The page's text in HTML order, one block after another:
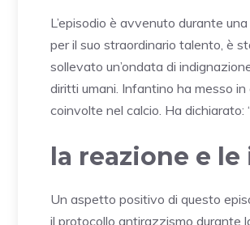
L’episodio è avvenuto durante
per il suo straordinario talento, è
sollevato un’ondata di
diritti umani. Infantino ha messo
coinvolte nel calcio. Ha dichiarato:
la reazione e
Un aspetto positivo di questo
il protocollo antirazzismo durante